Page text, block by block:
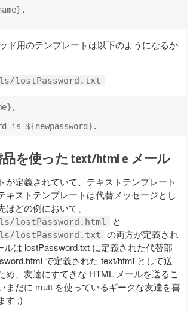
ド用のテンプレートは以下のようになるか
lostPassword.txt
を使った text/html e メール
が定義されていて、テキストテンプレート
キストテンプレートは代替メッセージとし
どの例において、
lostPassword.html と
lostPassword.txt
の両方が定義され
ルは lostPassword.txt に定義された代替部
で定義された text/html として送
め、友達にすてきな HTML メールを送るこ
まだに mutt を使っているギークな友達を喜
す ;)